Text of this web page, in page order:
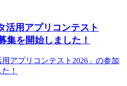
活用アプリコンテスト
集を開始しました！
用アプリコンテスト2026」の参加
！